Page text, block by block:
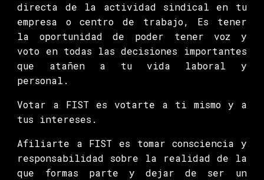
directa de la actividad sindical en tu
empresa o centro de trabajo, Es tener
la oportunidad de poder tener voz y
voto en todas las decisiones importantes
que atañen a tu vida laboral y
personal.
Votar a FIST es votarte a ti mismo y a
tus intereses.
Afiliarte a FIST es tomar consciencia y
responsabilidad sobre la realidad de la
que formas parte y dejar de ser un